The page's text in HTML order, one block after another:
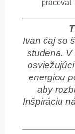
pracovať
Ivan čaj so
studena. V
energiou
aby
Inšpiráciu